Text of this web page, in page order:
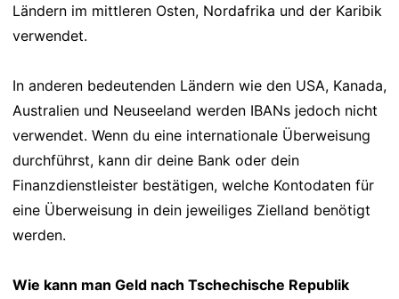
Ländern im mittleren Osten, Nordafrika und der Karibik
verwendet.
In anderen bedeutenden Ländern wie den USA, Kanada,
Australien und Neuseeland werden IBANs jedoch nicht
verwendet. Wenn du eine internationale Überweisung
durchführst, kann dir deine Bank oder dein
Finanzdienstleister bestätigen, welche Kontodaten für
eine Überweisung in dein jeweiliges Zielland benötigt
werden.
Wie kann man Geld nach Tschechische Republik